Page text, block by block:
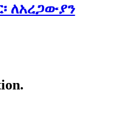
ለአረጋውያን
.